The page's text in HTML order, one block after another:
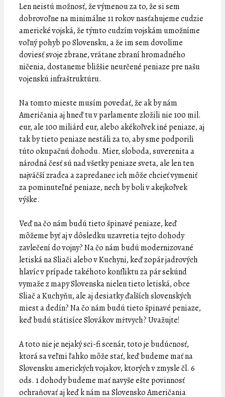
Len neistú možnosť, že výmenou za to, že si sem
dobrovoľne na minimálne 11 rokov nasťahujeme cudzie
americké vojská, že týmto cudzím vojskám umožníme
voľný pohyb po Slovensku, a že im sem dovolíme
doviesť svoje zbrane, vrátane zbraní hromadného
ničenia, dostaneme bližšie neurčené peniaze pre našu
vojenskú infraštruktúru.
Na tomto mieste musím povedať, že ak by nám
Američania aj hneď tu v parlamente zložili nie 100 mil.
eur, ale 100 miliárd eur, alebo akékoľvek iné peniaze, aj
tak by tieto peniaze nestáli za to, aby sme podporili
túto okupačnú dohodu. Mier, sloboda, suverenita a
národná česť sú nad všetky peniaze sveta, ale len ten
najväčší zradca a zapredanec ich môže chcieť vymeniť
za pominuteľné peniaze, nech by boli v akejkoľvek
výške.
Veď na čo nám budú tieto špinavé peniaze, keď
môžeme byť aj v dôsledku uzavretia tejto dohody
zavlečení do vojny? Na čo nám budú modernizované
letiská na Sliači alebo v Kuchyni, keď zopár jadrových
hlavíc v prípade takéhoto konfliktu za pár sekúnd
vymaže z mapy Slovenska nielen tieto letiská, obce
Sliač a Kuchyňu, ale aj desiatky ďalších slovenských
miest a dedín? Na čo nám budú tieto špinavé peniaze,
keď budú státisíce Slovákov mŕtvych? Uvažujte!
A toto nie je nejaký sci-fi scenár, toto je budúcnosť,
ktorá sa veľmi ľahko môže stať, keď budeme mať na
Slovensku amerických vojakov, ktorých v zmysle čl. 6
ods. 1 dohody budeme mať navyše ešte povinnosť
ochraňovať aj keď k nám na Slovensko Američania